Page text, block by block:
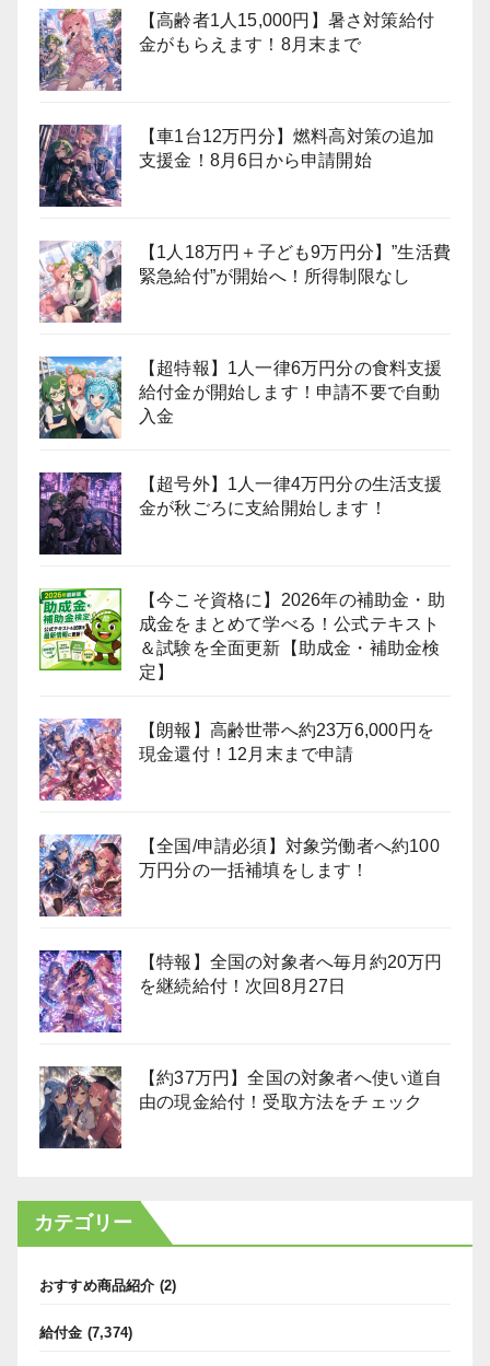
【高齢者1人15,000円】暑さ対策給付
金がもらえます！8月末まで
【車1台12万円分】燃料高対策の追加
支援金！8月6日から申請開始
【1人18万円＋子ども9万円分】”生活費
緊急給付”が開始へ！所得制限なし
【超特報】1人一律6万円分の食料支援
給付金が開始します！申請不要で自動
入金
【超号外】1人一律4万円分の生活支援
金が秋ごろに支給開始します！
【今こそ資格に】2026年の補助金・助
成金をまとめて学べる！公式テキスト
＆試験を全面更新【助成金・補助金検
定】
【朗報】高齢世帯へ約23万6,000円を
現金還付！12月末まで申請
【全国/申請必須】対象労働者へ約100
万円分の一括補填をします！
【特報】全国の対象者へ毎月約20万円
を継続給付！次回8月27日
【約37万円】全国の対象者へ使い道自
由の現金給付！受取方法をチェック
カテゴリー
おすすめ商品紹介 (2)
給付金 (7,374)